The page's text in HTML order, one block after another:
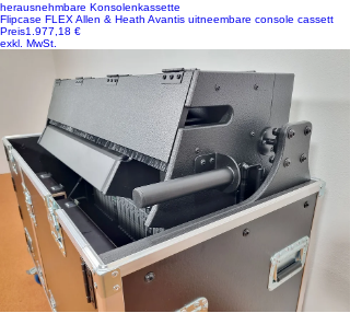
herausnehmbare Konsolenkassette
Flipcase FLEX Allen & Heath Avantis uitneembare console cassett
Preis1.977,18 €
exkl. MwSt.